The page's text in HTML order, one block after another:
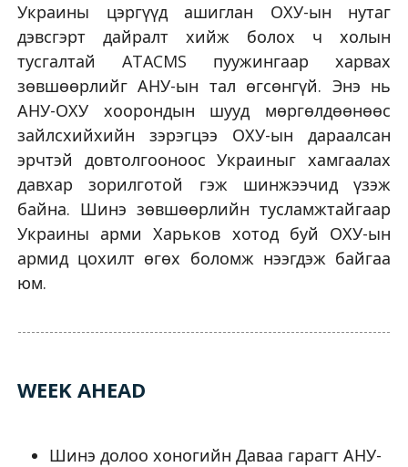
Украины цэргүүд ашиглан ОХУ-ын нутаг
дэвсгэрт дайралт хийж болох ч холын
тусгалтай ATACMS пуужингаар харвах
зөвшөөрлийг АНУ-ын тал өгсөнгүй. Энэ нь
АНУ-ОХУ хоорондын шууд мөргөлдөөнөөс
зайлсхийхийн зэрэгцээ ОХУ-ын дараалсан
эрчтэй довтолгооноос Украиныг хамгаалах
давхар зорилготой гэж шинжээчид үзэж
байна. Шинэ зөвшөөрлийн тусламжтайгаар
Украины арми Харьков хотод буй ОХУ-ын
армид цохилт өгөх боломж нээгдэж байгаа
юм.
WEEK AHEAD
Шинэ долоо хоногийн Даваа гарагт АНУ-